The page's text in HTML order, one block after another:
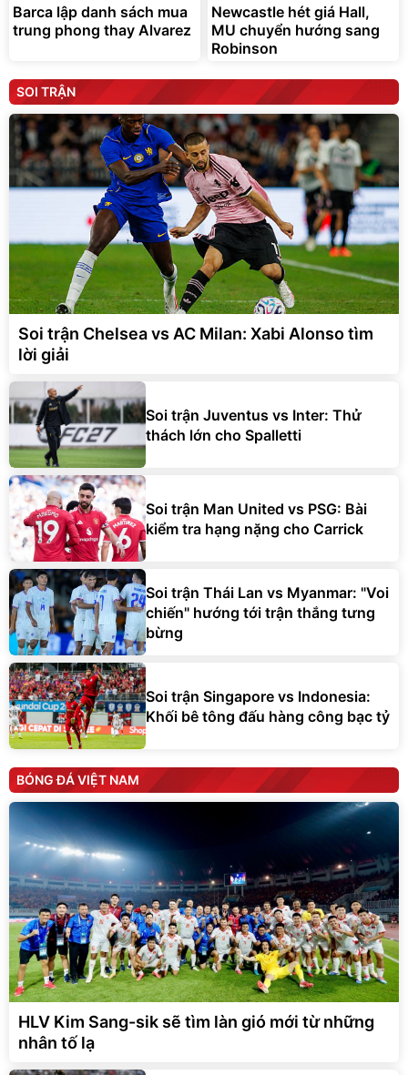
Barca lập danh sách mua
trung phong thay Alvarez
Newcastle hét giá Hall,
MU chuyển hướng sang
Robinson
SOI TRẬN
Soi trận Chelsea vs AC Milan: Xabi Alonso tìm
lời giải
Soi trận Juventus vs Inter: Thử
thách lớn cho Spalletti
Soi trận Man United vs PSG: Bài
kiểm tra hạng nặng cho Carrick
Soi trận Thái Lan vs Myanmar: "Voi
chiến" hướng tới trận thắng tưng
bừng
Soi trận Singapore vs Indonesia:
Khối bê tông đấu hàng công bạc tỷ
BÓNG ĐÁ VIỆT NAM
HLV Kim Sang-sik sẽ tìm làn gió mới từ những
nhân tố lạ